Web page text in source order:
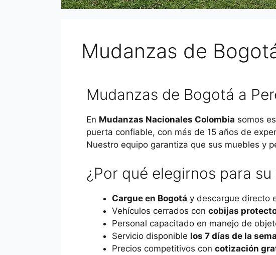
Mudanzas de
Mudanzas de Bogotá a
En Mudanzas Nacionales Colombia somos
puerta confiable, con más de 15 años de
Nuestro equipo garantiza que sus muebles y
¿Por qué elegirnos para
Cargue en Bogotá y descargue directo
Vehículos cerrados con cobijas
Personal capacitado en manejo de
Servicio disponible los 7 días de la
Precios competitivos con cotización